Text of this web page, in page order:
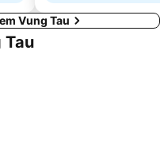
Vung Tau
Tau